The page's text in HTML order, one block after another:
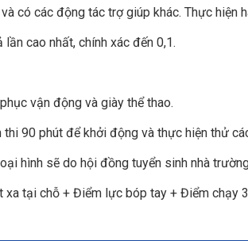
có các động tác trợ giúp khác. Thực hiện
lần cao nhất, chính xác đến 0,1.
vận động và giày thể thao.
90 phút để khởi động và thực hiện thử
hình sẽ do hội đồng tuyển sinh nhà
tại chỗ + Điểm lực bóp tay + Điểm chạy